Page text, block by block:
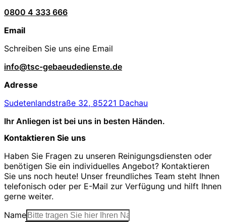
0800 4 333 666
Email
Schreiben Sie uns eine Email
info@tsc-gebaeudedienste.de
Adresse
Sudetenlandstraße 32, 85221 Dachau
Ihr Anliegen ist bei uns in besten Händen.
Kontaktieren Sie uns
Haben Sie Fragen zu unseren Reinigungsdiensten oder
benötigen Sie ein individuelles Angebot? Kontaktieren
Sie uns noch heute! Unser freundliches Team steht Ihnen
telefonisch oder per E-Mail zur Verfügung und hilft Ihnen
gerne weiter.
Name